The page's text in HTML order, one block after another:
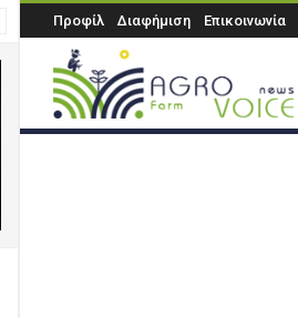
Προφίλ Διαφήμιση Επικοινωνία